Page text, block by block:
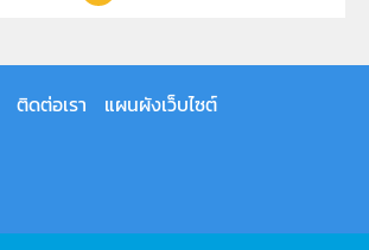
ติดต่อเรา
แผนผังเว็บไซต์